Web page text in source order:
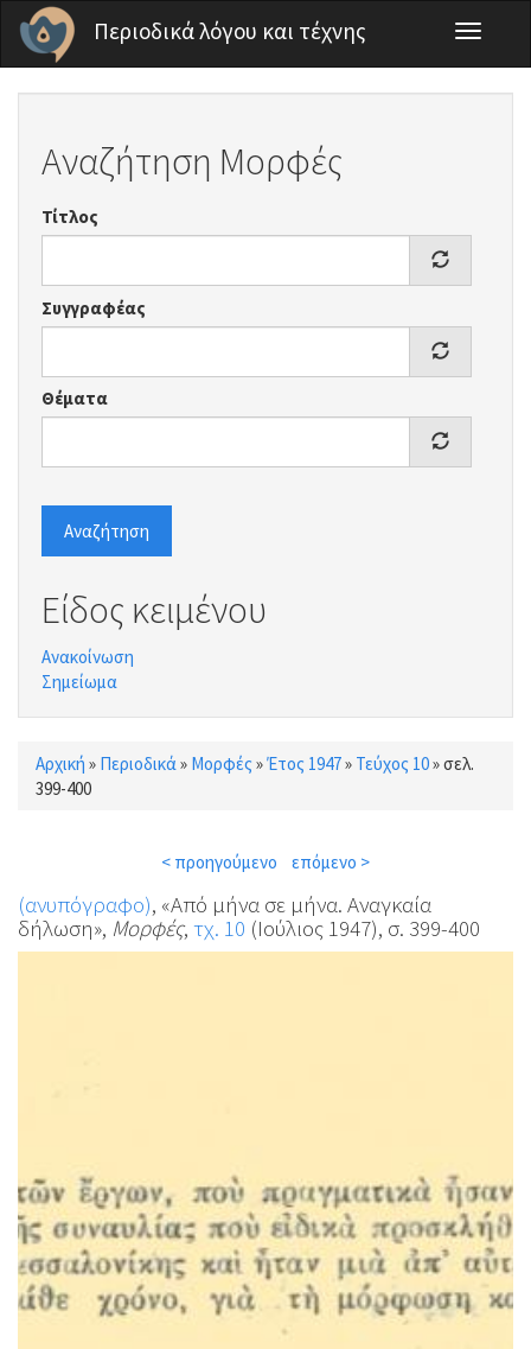
Παράκαμψη προς το κυρίως περιεχόμενο
Περιοδικά λόγου και τέχνης
Toggle
Αναζήτηση Μορφές
Τίτλος
Συγγραφέας
Θέματα
Αναζήτηση
Είδος κειμένου
Ανακοίνωση
Σημείωμα
Είστε εδώ
Αρχική » Περιοδικά » Μορφές »Έτος 1947» Τεύχος 10»σελ.
399-400
< προηγούμενο επόμενο >
(ανυπόγραφο), «Από μήνα σε μήνα. Αναγκαία
δήλωση», Μορφές, τχ. 10 (Ιούλιος 1947), σ. 399-400